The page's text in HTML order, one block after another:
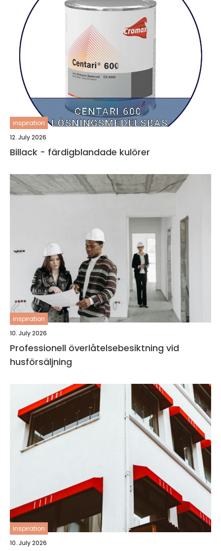
inspiration
12. July 2026
Billack - färdigblandade kulörer
inspiration
10. July 2026
Professionell överlåtelsebesiktning vid
husförsäljning
inspiration
10. July 2026